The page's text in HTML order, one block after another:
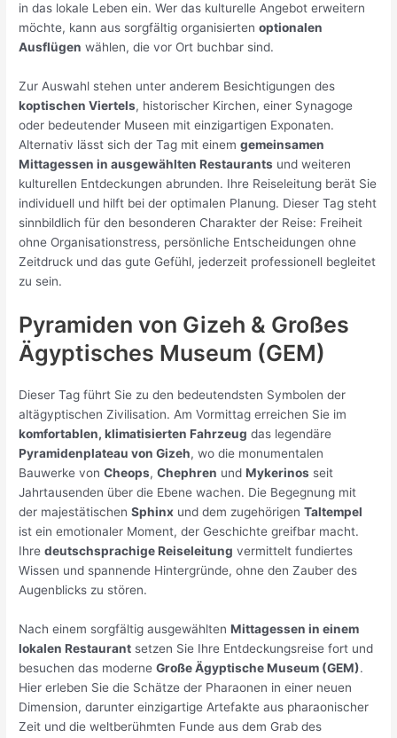
in das lokale Leben ein. Wer das kulturelle Angebot erweitern
möchte, kann aus sorgfältig organisiertenoptionalen
Ausflügen wählen, die vor Ort buchbar sind.
Zur Auswahl stehen unter anderem Besichtigungen des
koptischen Viertels, historischer Kirchen, einer Synagoge
oder bedeutender Museen mit einzigartigen Exponaten.
Alternativ lässt sich der Tag mit einemgemeinsamen
Mittagessen in ausgewählten Restaurants und weiteren
kulturellen Entdeckungen abrunden. Ihre Reiseleitung berät Sie
individuell und hilft bei der optimalen Planung. Dieser Tag steht
sinnbildlich für den besonderen Charakter der Reise: Freiheit
ohne Organisationstress, persönliche Entscheidungen ohne
Zeitdruck und das gute Gefühl, jederzeit professionell begleitet
zu sein.
Pyramiden von Gizeh & Großes
Ägyptisches Museum (GEM)
Dieser Tag führt Sie zu den bedeutendsten Symbolen der
altägyptischen Zivilisation. Am Vormittag erreichen Sie im
komfortablen, klimatisierten Fahrzeug das legendäre
Pyramidenplateau von Gizeh, wo die monumentalen
Bauwerke vonCheops,Chephren undMykerinos seit
Jahrtausenden über die Ebene wachen. Die Begegnung mit
der majestätischenSphinx und dem zugehörigenTaltempel
ist ein emotionaler Moment, der Geschichte greifbar macht.
Ihredeutschsprachige Reiseleitung vermittelt fundiertes
Wissen und spannende Hintergründe, ohne den Zauber des
Augenblicks zu stören.
Nach einem sorgfältig ausgewähltenMittagessen in einem
lokalen Restaurant setzen Sie Ihre Entdeckungsreise fort und
besuchen das moderneGroße Ägyptische Museum (GEM).
Hier erleben Sie die Schätze der Pharaonen in einer neuen
Dimension, darunter einzigartige Artefakte aus pharaonischer
Zeit und die weltberühmten Funde aus dem Grab des